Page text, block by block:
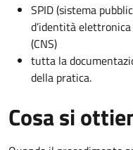
SPID (sistema
d’identità
(CNS)
tutta la
della pratica.
Cosa si